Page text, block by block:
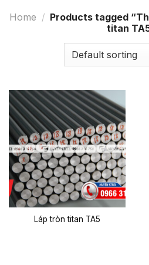
Home / Products tagged
titan
Láp tròn titan TA5